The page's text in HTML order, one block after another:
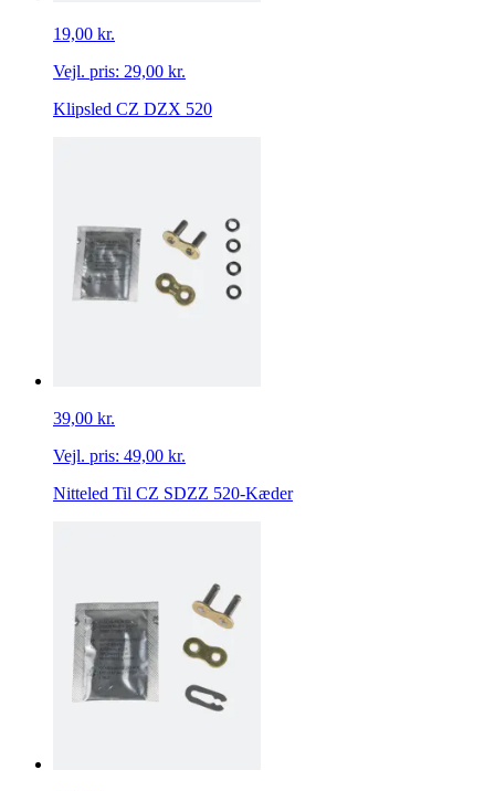
19,00 kr.
Vejl. pris: 29,00 kr.
Klipsled CZ DZX 520
39,00 kr.
Vejl. pris: 49,00 kr.
Nitteled Til CZ SDZZ 520-Kæder